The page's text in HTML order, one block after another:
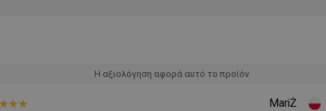
Η αξιολόγηση αφορά αυτό το προϊόν
MariŻ